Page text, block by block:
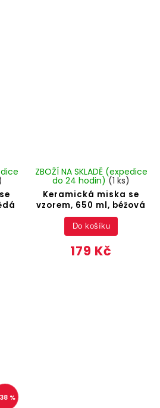
Keramická miska se
vzorem, 650 ml, béžová
ZBOŽÍ NA SKLADĚ (expedice
do 24 hodin) (1 ks)
179 Kč
Do košíku
%